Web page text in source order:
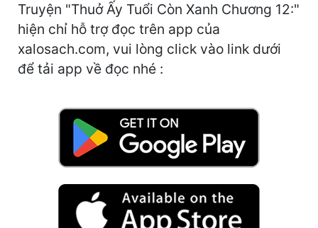
Góc Nhìn Nam
Góc Nhìn Nữ
Huyền Huyễn
Truyện "Thuở Ấy Tuổi Còn Xanh Chương 12:"
hiện chỉ hỗ trợ đọc trên app của
xalosach.com, vui lòng click vào link dưới
để tải app về đọc nhé :